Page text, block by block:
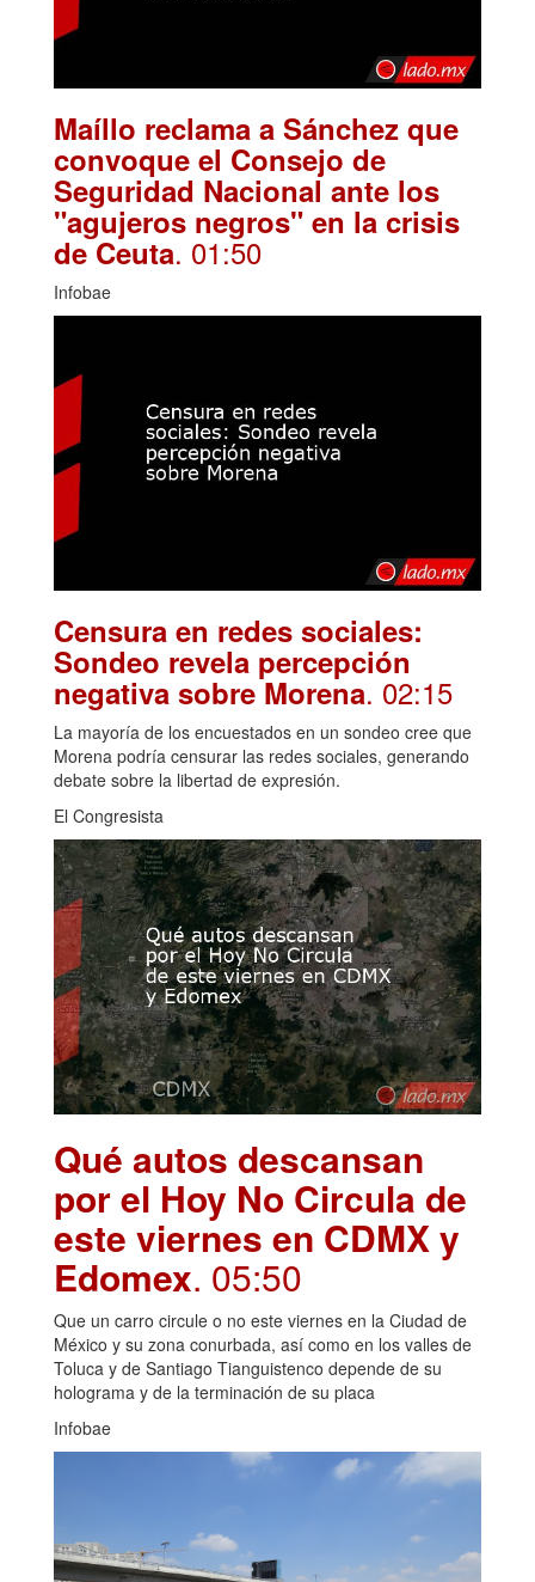
Maíllo reclama a Sánchez que
convoque el Consejo de
Seguridad Nacional ante los
"agujeros negros" en la crisis
de Ceuta. 01:50
Infobae
Censura en redes sociales:
Sondeo revela percepción
negativa sobre Morena. 02:15
La mayoría de los encuestados en un sondeo cree que
Morena podría censurar las redes sociales, generando
debate sobre la libertad de expresión.
El Congresista
Qué autos descansan
por el Hoy No Circula de
este viernes en CDMX y
Edomex. 05:50
Que un carro circule o no este viernes en la Ciudad de
México y su zona conurbada, así como en los valles de
Toluca y de Santiago Tianguistenco depende de su
holograma y de la terminación de su placa
Infobae